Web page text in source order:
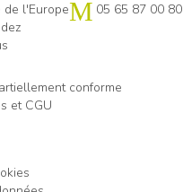
de l'Europe
05 65 87 00 80
conforme
et CGU